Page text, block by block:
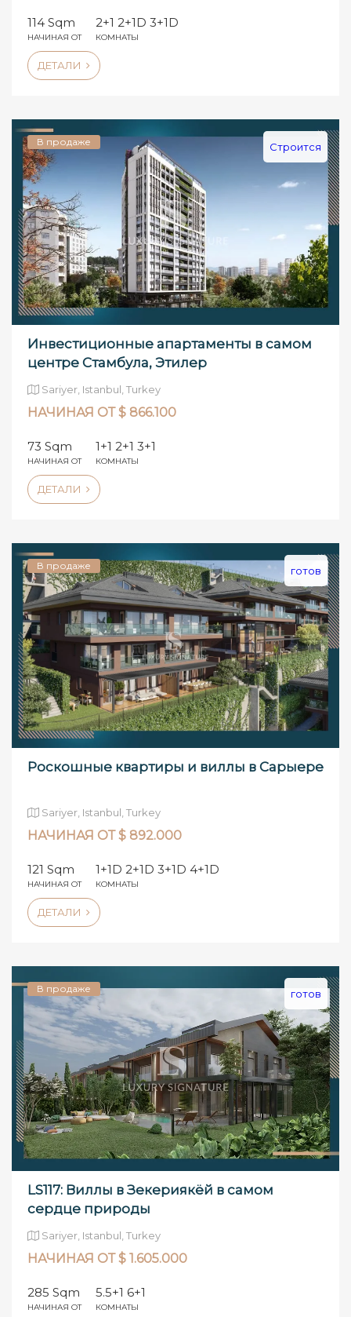
114 Sqm
НАЧИНАЯ ОТ
2+1 2+1D 3+1D
КОМНАТЫ
ДЕТАЛИ
В продаже Строится
Инвестиционные апартаменты в самом
центре Стамбула, Этилер
Sariyer, Istanbul, Turkey
НАЧИНАЯ ОТ $ 866.100
73 Sqm
НАЧИНАЯ ОТ
1+1 2+1 3+1
КОМНАТЫ
ДЕТАЛИ
В продаже готов
Роскошные квартиры и виллы в Сарыере
Sariyer, Istanbul, Turkey
НАЧИНАЯ ОТ $ 892.000
121 Sqm
НАЧИНАЯ ОТ
1+1D 2+1D 3+1D 4+1D
КОМНАТЫ
ДЕТАЛИ
В продаже готов
LS117: Виллы в Зекериякёй в самом
сердце природы
Sariyer, Istanbul, Turkey
НАЧИНАЯ ОТ $ 1.605.000
285 Sqm
НАЧИНАЯ ОТ
5.5+1 6+1
КОМНАТЫ